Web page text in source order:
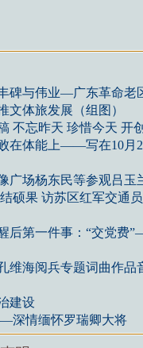
碑与伟业—广东革命老
体旅发展（组图）
不忘昨天 珍惜今天 开
在体能上——写在10月
广场杨东民等参观吕玉
硕果 访苏区红军交通
后第一件事：“交党费
维海阅兵专题词曲作品
建设
深情缅怀罗瑞卿大将